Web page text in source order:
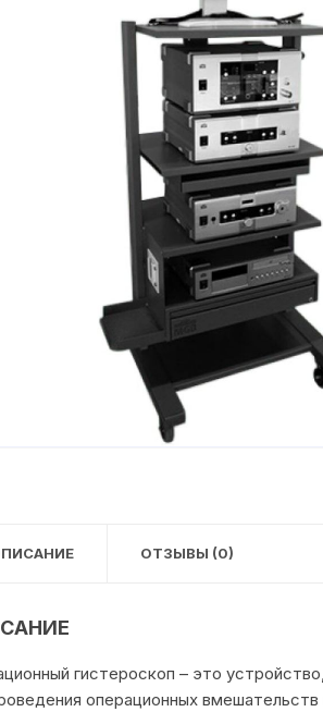
ОТЗЫВЫ (0)
гистероскоп – это
операционных